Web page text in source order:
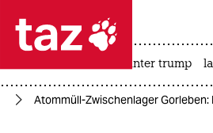
 taz zahl ich
taz zahl ich
usa unter trump
Atommüll-Zwischenlager